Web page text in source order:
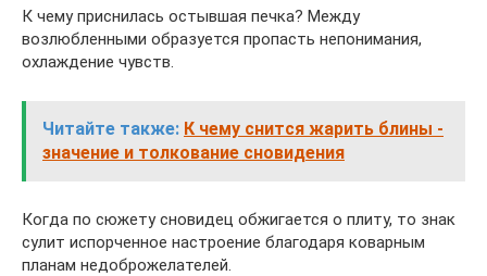
К чему приснилась остывшая печка? Между
возлюбленными образуется пропасть непонимания,
охлаждение чувств.
Читайте также: К чему снится жарить блины -
значение и толкование сновидения
Когда по сюжету сновидец обжигается о плиту, то знак
сулит испорченное настроение благодаря коварным
планам недоброжелателей.